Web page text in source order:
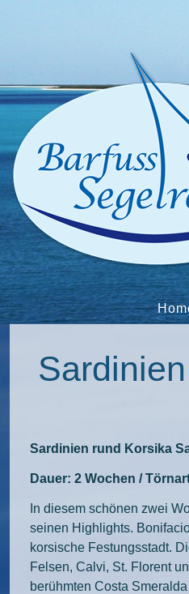
Sardinien rund Korsika
Dauer: 2 Wochen /
In diesem schönen zwei
seinen Highlights.
korsische Festungsstadt.
Felsen, Calvi, St. Florent
berühmten Costa